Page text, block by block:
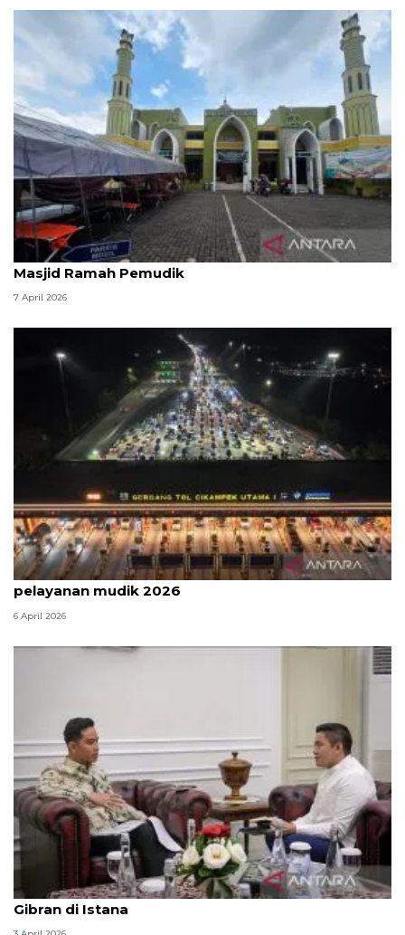
Kemenag: 3,5 juta orang manfaatkan layanan
Masjid Ramah Pemudik
7 April 2026
Survei: 88,8 persen responden puas dengan
pelayanan mudik 2026
6 April 2026
Seskab Teddy silaturahmi Idul Fitri ke Wapres
Gibran di Istana